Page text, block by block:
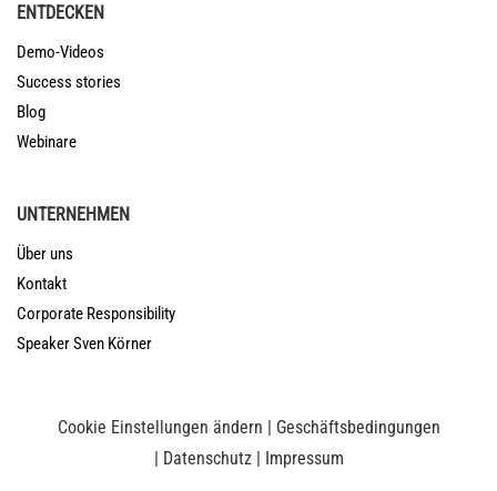
ENTDECKEN
Demo-Videos
Success stories
Blog
Webinare
UNTERNEHMEN
Über uns
Kontakt
Corporate Responsibility
Speaker Sven Körner
Cookie Einstellungen ändern
Geschäftsbedingungen
Datenschutz| Impressum